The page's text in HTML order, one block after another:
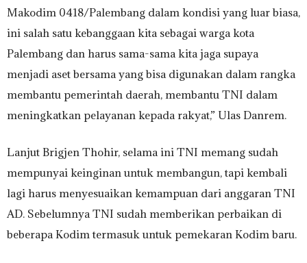
Makodim 0418/Palembang dalam kondisi yang luar biasa,
ini salah satu kebanggaan kita sebagai warga kota
Palembang dan harus sama-sama kita jaga supaya
menjadi aset bersama yang bisa digunakan dalam rangka
membantu pemerintah daerah, membantu TNI dalam
meningkatkan pelayanan kepada rakyat,” Ulas Danrem.
Lanjut Brigjen Thohir, selama ini TNI memang sudah
mempunyai keinginan untuk membangun, tapi kembali
lagi harus menyesuaikan kemampuan dari anggaran TNI
AD. Sebelumnya TNI sudah memberikan perbaikan di
beberapa Kodim termasuk untuk pemekaran Kodim baru.